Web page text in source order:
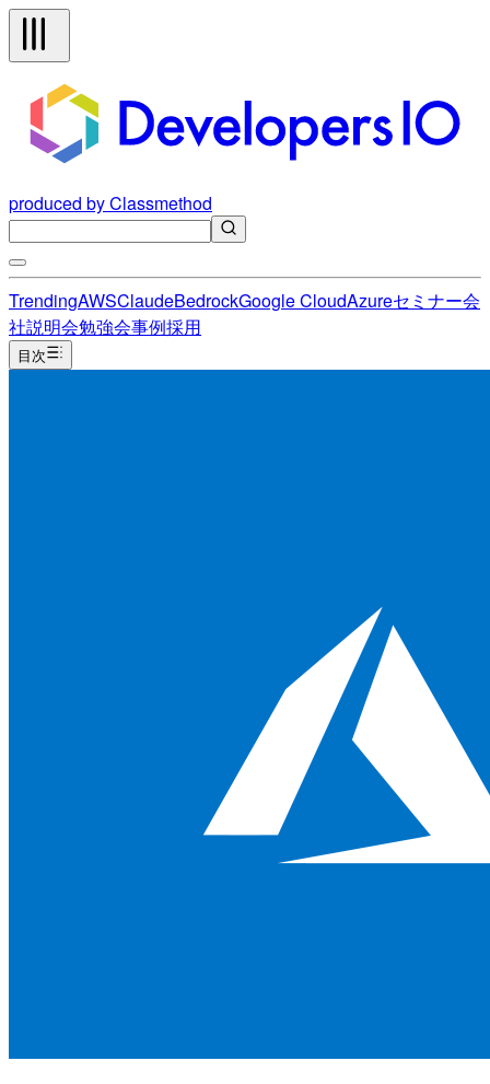
produced by Classmethod
TrendingAWSClaudeBedrockGoogle CloudAzureセミナー会
社説明会勉強会事例採用
目次